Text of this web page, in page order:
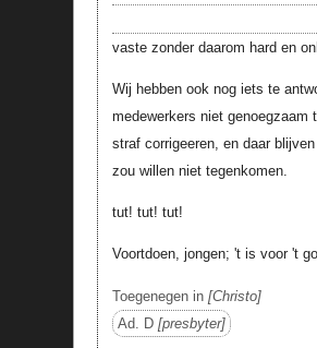
vaste zonder daarom hard en
Wij hebben ook nog iets te
medewerkers niet
straf corrigeeren, en daar
zou willen niet tegenkomen.
tut! tut! tut!
Voortdoen, jongen; 't is voor 't
Toegenegen in Christo
Ad. D presbyter